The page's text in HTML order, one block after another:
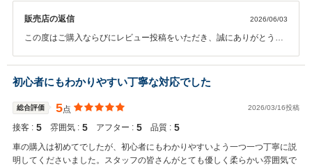
販売店の返信 2026/06/03
この度はご購入ならびにレビュー投稿をいただき、誠にありがとうご
つでもお気軽にご相談ください。今後ともよろしくお願いいたしま
す。
初心者にもわかりやすい丁寧な対応でした
総合評価 5点 2026/03/16投稿
接客 : 5 雰囲気 : 5 アフター : 5 品質 : 5
車の購入は初めてでしたが、初心者にもわかりやすいよう一つ一つ丁寧に説
明してくださいました。スタッフの皆さんがとても優しく柔らかい雰囲気で